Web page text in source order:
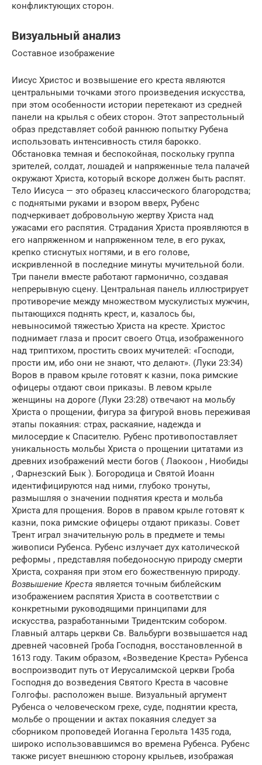
конфликтующих сторон.
Визуальный анализ
Составное изображение
Иисус Христос и возвышение его креста являются
центральными точками этого произведения искусства,
при этом особенности истории перетекают из средней
панели на крылья с обеих сторон. Этот запрестольный
образ представляет собой раннюю попытку Рубена
использовать интенсивность стиля барокко.
Обстановка темная и беспокойная, поскольку группа
зрителей, солдат, лошадей и напряженные тела палачей
окружают Христа, который вскоре должен быть распят.
Тело Иисуса — это образец классического благородства;
с поднятыми руками и взором вверх, Рубенс
подчеркивает добровольную жертву Христа над
ужасами его распятия. Страдания Христа проявляются в
его напряженном и напряженном теле, в его руках,
крепко стиснутых ногтями, и в его голове,
искривленной в последние минуты мучительной боли.
Три панели вместе работают гармонично, создавая
непрерывную сцену. Центральная панель иллюстрирует
противоречие между множеством мускулистых мужчин,
пытающихся поднять крест, и, казалось бы,
невыносимой тяжестью Христа на кресте. Христос
поднимает глаза и просит своего Отца, изображенного
над триптихом, простить своих мучителей: «Господи,
прости им, ибо они не знают, что делают». (Луки 23:34)
Воров в правом крыле готовят к казни, пока римские
офицеры отдают свои приказы. В левом крыле
женщины на дороге (Луки 23:28) отвечают на мольбу
Христа о прощении, фигура за фигурой вновь переживая
этапы покаяния: страх, раскаяние, надежда и
милосердие к Спасителю. Рубенс противопоставляет
уникальность мольбы Христа о прощении цитатами из
древних изображений мести богов ( Лаокоон , Ниобиды
, Фарнезский Бык ). Богородица и Святой Иоанн
идентифицируются над ними, глубоко тронуты,
размышляя о значении поднятия креста и мольба
Христа для прощения. Воров в правом крыле готовят к
казни, пока римские офицеры отдают приказы. Совет
Трент играл значительную роль в предмете и темы
живописи Рубенса. Рубенс излучает дух католической
реформы , представляя победоносную природу смерти
Христа, сохраняя при этом его божественную природу.
Возвышение Креста является точным библейским
изображением распятия Христа в соответствии с
конкретными руководящими принципами для
искусства, разработанными Тридентским собором.
Главный алтарь церкви Св. Вальбурги возвышается над
древней часовней Гроба Господня, восстановленной в
1613 году. Таким образом, «Возведение Креста» Рубенса
воспроизводит путь от Иерусалимской церкви Гроба
Господня до возведения Святого Креста в часовне
Голгофы. расположен выше. Визуальный аргумент
Рубенса о человеческом грехе, суде, поднятии креста,
мольбе о прощении и актах покаяния следует за
сборником проповедей Иоганна Герольта 1435 года,
широко использовавшимся во времена Рубенса. Рубенс
также рисует внешнюю сторону крыльев, изображая